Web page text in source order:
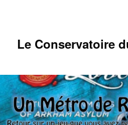
Le Conservatoire